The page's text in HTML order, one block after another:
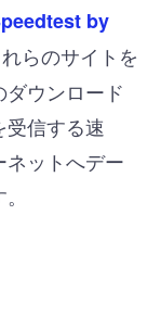
by
らのサイトを
ウンロード
信する速
ットへデー